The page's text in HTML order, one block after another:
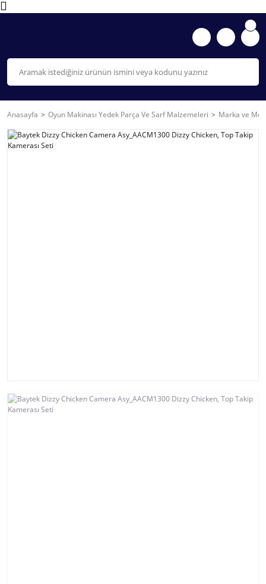
Anasayfa Oyun Makinası Yedek Parça Ve Sarf Malzemeleri Marka ve